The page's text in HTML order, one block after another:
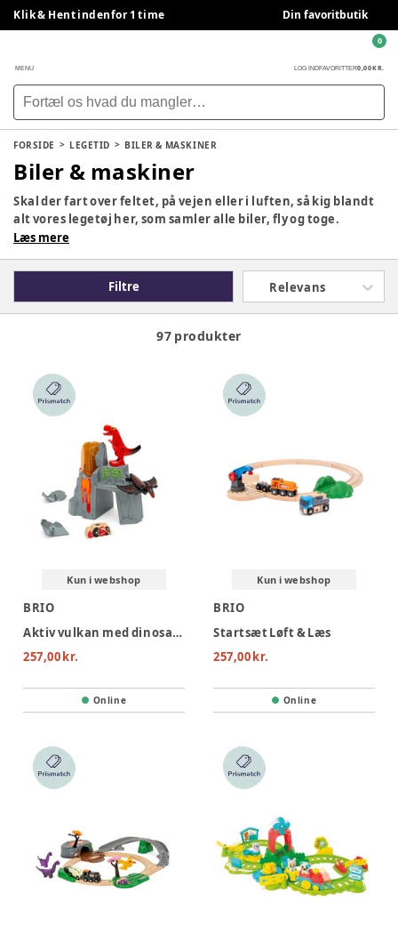
Klik & Hent indenfor 1 time Din favoritbutik
MENU LOG INDFAVORITTER0,00 KR.
0
FORSIDE LEGETID BILER & MASKINER
Biler & maskiner
Skal der fart over feltet, på vejen eller i luften, så kig blandt
alt vores legetøj her, som samler alle biler, fly og toge.
Læs mere
Filtre Relevans
97 produkter
Kun i webshop
BRIO
Aktiv vulkan med dinosaurer
257,00 kr.
Online
Kun i webshop
BRIO
Startsæt Løft & Læs
257,00 kr.
Online